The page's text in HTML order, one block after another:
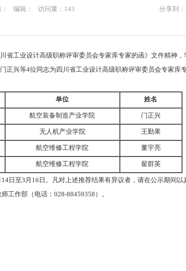
编辑： 访问量： 143 分享到：
省工业设计高级职称评审委员会专家库专家的函》文件精神
正兴等4位同志为四川省工业设计高级职称评审委员会专家库
单位 姓名
航空装备制造产业学院 门正兴
无人机产业学院 王勤果
航空维修工程学院 董宇亮
航空维修工程学院 翟群英
日至3月16日。凡对上述推荐结果有异议者，请在公示期间
工作部（电话：028-88459358）。